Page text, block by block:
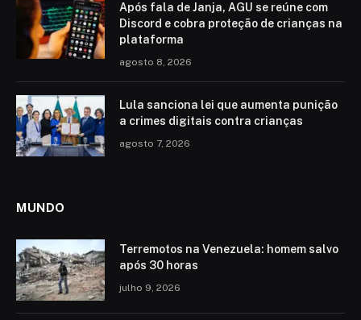
Após fala de Janja, AGU se reúne com
Discord e cobra proteção de crianças na
plataforma
agosto 8, 2026
Lula sanciona lei que aumenta punição
a crimes digitais contra crianças
agosto 7, 2026
MUNDO
Terremotos na Venezuela: homem salvo
após 30 horas
julho 9, 2026